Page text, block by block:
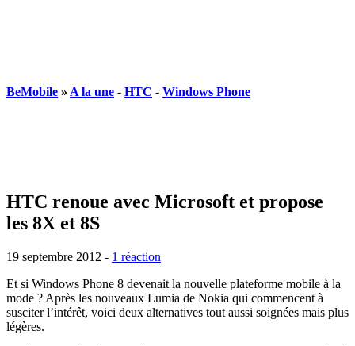
BeMobile » A la une - HTC - Windows Phone
HTC renoue avec Microsoft et propose
les 8X et 8S
19 septembre 2012 - 1 réaction
Et si Windows Phone 8 devenait la nouvelle plateforme mobile à la
mode ? Après les nouveaux Lumia de Nokia qui commencent à
susciter l’intérêt, voici deux alternatives tout aussi soignées mais plus
légères.